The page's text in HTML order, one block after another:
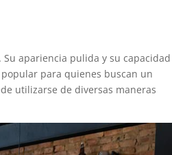
apariencia pulida y su capacidad
para quienes buscan un
utilizarse de diversas maneras